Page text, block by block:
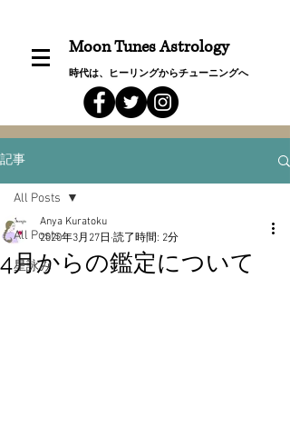
Moon Tunes Astrology
時代は、ヒーリングからチューニングへ
記事
All Posts
星詠み
All Posts
4月からの鑑定について
Anya Kuratoku
2020年3月27日 読了時間: 2分